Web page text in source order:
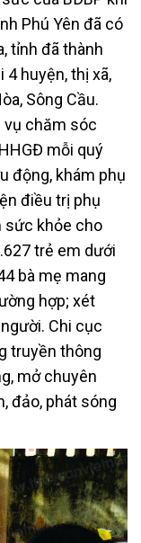
Phú Yên đã có
tỉnh đã thành
huyện, thị xã,
Sông Cầu.
vụ chăm sóc
mỗi quý
động, khám phụ
điều trị phụ
sức khỏe cho
trẻ em dưới
bà mẹ mang
hợp; xét
Chi cục
truyền thông
mở chuyên
đảo, phát sóng